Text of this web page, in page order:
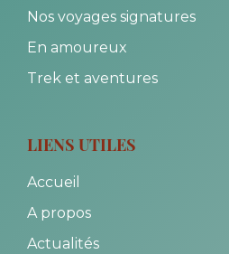
Nos voyages signatures
En amoureux
Trek et aventures
LIENS UTILES
Accueil
A propos
Actualités